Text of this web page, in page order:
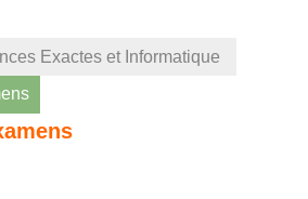
Exactes et Informatique